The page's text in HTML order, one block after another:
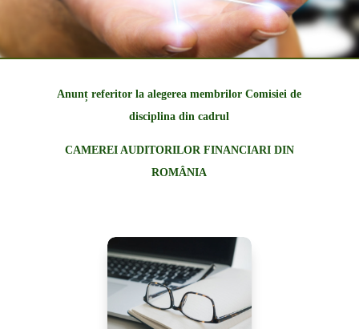
Anunț referitor la alegerea membrilor Comisiei de
disciplina din cadrul
CAMEREI AUDITORILOR FINANCIARI DIN
ROMÂNIA